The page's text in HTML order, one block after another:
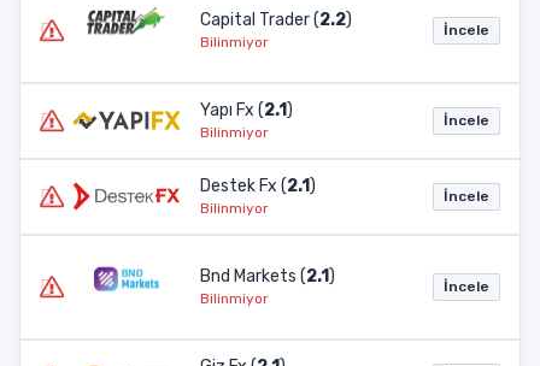
Capital Trader (2.2)
Bilinmiyor
İncele
Yapı Fx (2.1)
Bilinmiyor
İncele
Destek Fx (2.1)
Bilinmiyor
İncele
Bnd Markets (2.1)
Bilinmiyor
İncele